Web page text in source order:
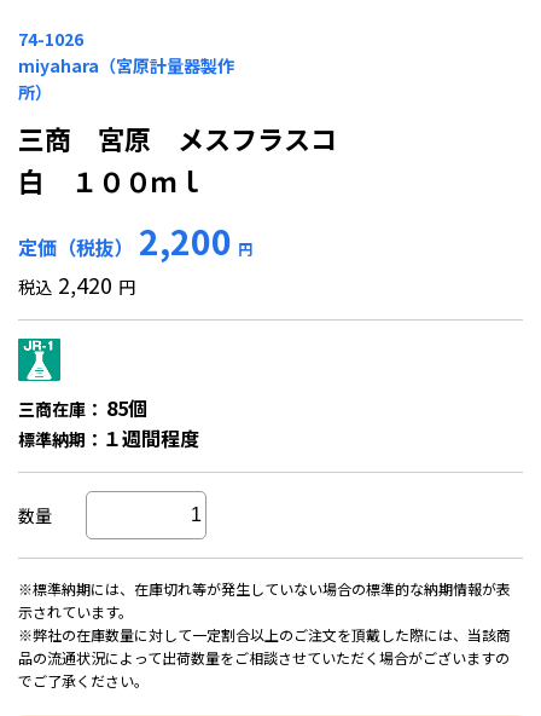
74-1026
miyahara（宮原計量器製作
所）
三商 宮原 メスフラスコ
白 １００ｍｌ
定価（税抜） 2,200 円
税込 2,420 円
三商在庫： 85個
標準納期： １週間程度
数量
※標準納期には、在庫切れ等が発生していない場合の標準的な納期情報が表
示されています。
※弊社の在庫数量に対して一定割合以上のご注文を頂戴した際には、当該商
品の流通状況によって出荷数量をご相談させていただく場合がございますの
でご了承ください。